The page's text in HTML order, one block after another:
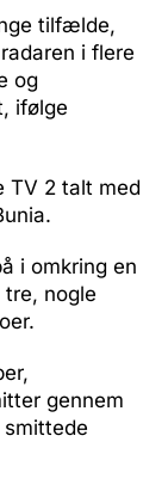
tilfælde,
i flere
og
ifølge
TV 2 talt med
i omkring en
nogle
gennem